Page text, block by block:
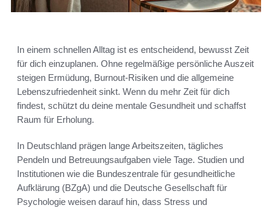
In einem schnellen Alltag ist es entscheidend, bewusst Zeit
für dich einzuplanen. Ohne regelmäßige persönliche Auszeit
steigen Ermüdung, Burnout-Risiken und die allgemeine
Lebenszufriedenheit sinkt. Wenn du mehr Zeit für dich
findest, schützt du deine mentale Gesundheit und schaffst
Raum für Erholung.
In Deutschland prägen lange Arbeitszeiten, tägliches
Pendeln und Betreuungsaufgaben viele Tage. Studien und
Institutionen wie die Bundeszentrale für gesundheitliche
Aufklärung (BZgA) und die Deutsche Gesellschaft für
Psychologie weisen darauf hin, dass Stress und